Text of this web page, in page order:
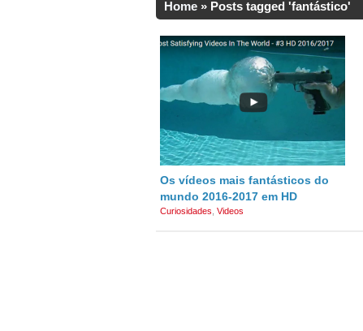
Home » Posts tagged 'fantástico'
Os vídeos mais fantásticos do
mundo 2016-2017 em HD
Curiosidades Videos